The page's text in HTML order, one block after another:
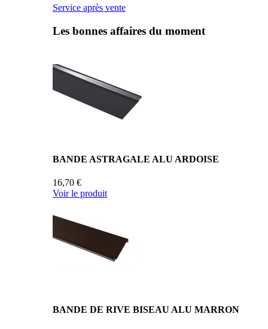
Service après vente
Les bonnes affaires du moment
BANDE ASTRAGALE ALU ARDOISE
16,70 €
Voir le produit
BANDE DE RIVE BISEAU ALU MARRON